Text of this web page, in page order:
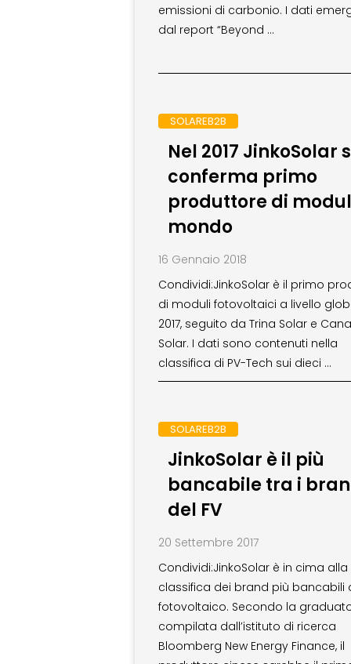
emissioni di carbonio. I dati
dal report “Beyond …
SOLAREB2B
Nel 2017 JinkoSolar
conferma primo
produttore di
mondo
16 Gennaio 2018
Condividi:JinkoSolar è il primo
di moduli fotovoltaici a livello
2017, seguito da Trina Solar e
Solar. I dati sono contenuti nella
classifica di PV-Tech sui dieci …
SOLAREB2B
JinkoSolar è il più
bancabile tra i
del FV
20 Settembre 2017
Condividi:JinkoSolar è in cima alla
classifica dei brand più bancabili
fotovoltaico. Secondo la
compilata dall’istituto di ricerca
Bloomberg New Energy Finance, il